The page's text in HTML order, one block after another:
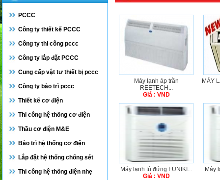
PCCC
Công ty thiết kế PCCC
Công ty thi công pccc
Công ty lắp đặt PCCC
Cung cấp vật tư thiết bị pccc
Công ty bảo trì pccc
Thiết kế cơ điện
Thi công hệ thống cơ điện
Thầu cơ điện M&E
Bảo trì hệ thống cơ điện
Lắp đặt hệ thống chống sét
Thi công hệ thống điện nhẹ
Máy lạnh áp trần
REETECH...
Giá : VND
MÁY
Máy lạnh tủ đứng FUNIKI...
Giá : VND
Máy